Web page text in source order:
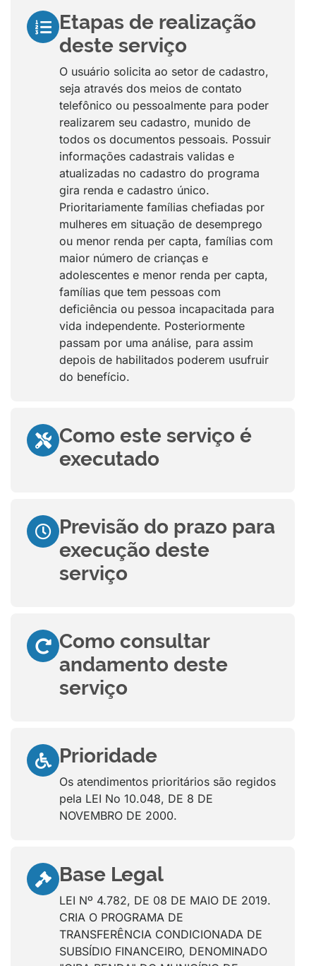
Etapas de realização
deste serviço
O usuário solicita ao setor de cadastro,
seja através dos meios de contato
telefônico ou pessoalmente para poder
realizarem seu cadastro, munido de
todos os documentos pessoais. Possuir
informações cadastrais validas e
atualizadas no cadastro do programa
gira renda e cadastro único.
Prioritariamente famílias chefiadas por
mulheres em situação de desemprego
ou menor renda per capta, famílias com
maior número de crianças e
adolescentes e menor renda per capta,
famílias que tem pessoas com
deficiência ou pessoa incapacitada para
vida independente. Posteriormente
passam por uma análise, para assim
depois de habilitados poderem usufruir
do benefício.
Como este serviço é
executado
Previsão do prazo para
execução deste
serviço
Como consultar
andamento deste
serviço
Prioridade
Os atendimentos prioritários são regidos
pela LEI No 10.048, DE 8 DE
NOVEMBRO DE 2000.
Base Legal
LEI Nº 4.782, DE 08 DE MAIO DE 2019.
CRIA O PROGRAMA DE
TRANSFERÊNCIA CONDICIONADA DE
SUBSÍDIO FINANCEIRO, DENOMINADO